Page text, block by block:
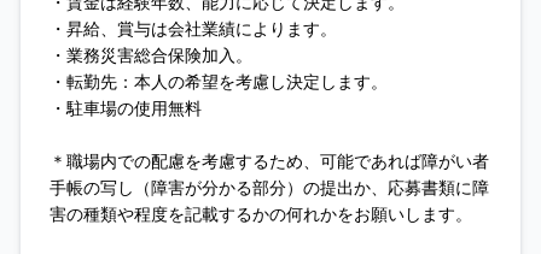
・昇給、賞与は会社業績によります。
・業務災害総合保険加入。
・転勤先：本人の希望を考慮し決定します。
・駐車場の使用無料
＊職場内での配慮を考慮するため、可能であれば障がい者
手帳の写し（障害が分かる部分）の提出か、応募書類に障
害の種類や程度を記載するかの何れかをお願いします。